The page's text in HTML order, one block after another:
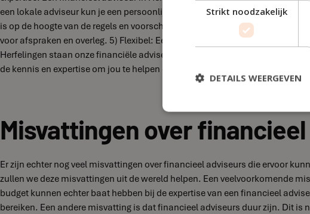
een lokale adviseur kun je een persoonlijke relatie opbouwen en
is op de hoogte van de regels en voorschriften die van toepassing zijn op
voor afspraken en overleg. 5) Flexibel: Een lokale adviseur kan flexibel zijn
Herfelingen staan onze financiële adviseurs klaar om jou te helpen met al
de kennis en expertise om jou te helpen de juiste keuzes te maken.
Misvattingen over
Er zijn echter nog veel misvattingen over financieel adviseurs die ervoor
zullen we deze misvattingen uit de wereld helpen. Een veelvoorkomende
budget kunnen echter baat hebben bij de expertise van een financieel
bereiken. Een andere misvatting is dat financieel adviseurs duur zijn. Dit
Strikt noodzakelijk
DETAILS WEERGEVEN